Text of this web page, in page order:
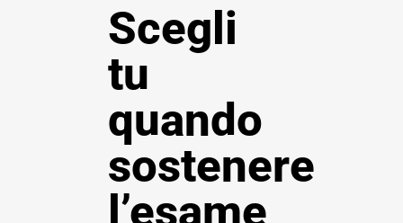
Scegli
tu
quando
sostenere
l’esame